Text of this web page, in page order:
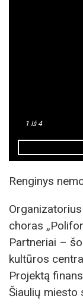
1 Iš 4
Renginys
choras
Partneriai –
kultūros
Projektą
Šiaulių miesto